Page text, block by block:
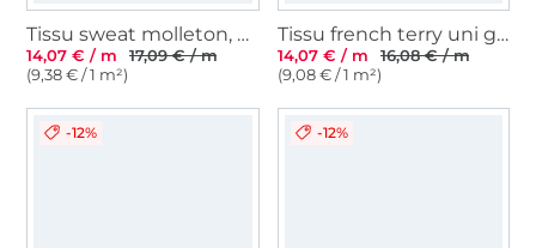
Tissu sweat molleton, marron chiné
14,07 € / m
17,09 € / m
(9,38 € / 1 m²)
Tissu french terry uni gratté, bleu foncé
14,07 € / m
16,08 € / m
(9,08 € / 1 m²)
-12% -12%